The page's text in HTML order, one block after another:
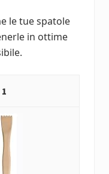
le tue spatole
in ottime
1